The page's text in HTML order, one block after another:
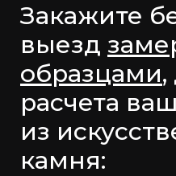
Закажите
выезд
образцами,
расчета
из
камня: